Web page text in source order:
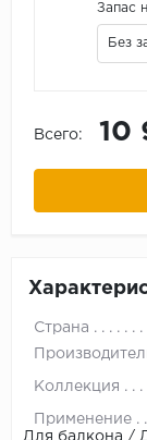
Запас
Без
Всего: 10
Страна
Коллекция
Применение
Для балкона /